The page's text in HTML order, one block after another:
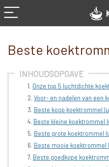
Beste
INHOUDSOPGAVE
Onze top 5 luchtdichte
Voor- en nadelen van een
Beste koop koektrommel
Beste kleine koektrommel
Beste grote koektrommel
Beste mooie koektrommel
Beste goedkope